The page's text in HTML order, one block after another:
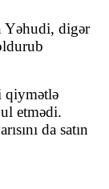
Yəhudi, digər
qiymətlə
etmədi.
da satın